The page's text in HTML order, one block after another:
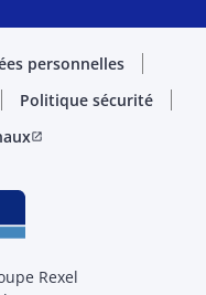
personnelles
Politique sécurité
open_in_new
Rexel